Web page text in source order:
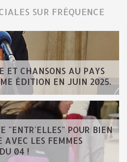
SUR FRÉQUENCE
ET CHANSONS AU PAYS
ÉDITION EN JUIN 2025.
"ENTR'ELLES" POUR BIEN
LES FEMMES
04 !